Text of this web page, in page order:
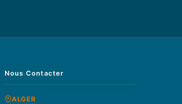
Nous Contacter
ALGER